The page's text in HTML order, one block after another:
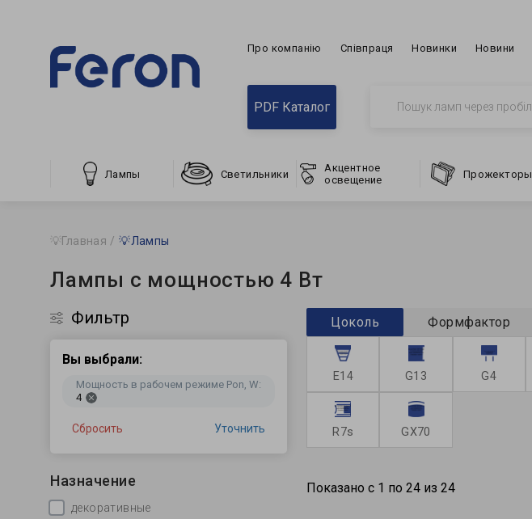
Про компанію Співпраця Новинки Новини
PDF Каталог
Лампы Светильники
Акцентное
освещение
Прожекторы
💡Главная 💡Лампы
Лампы с мощностью 4 Вт
Фильтр
Вы выбрали:
Мощность в рабочем режиме Pon, W:
4
Сбросить Уточнить
Назначение
декоративные
Цоколь Формфактор
E14 G13 G4
R7s GX70
Показано с 1 по 24 из 24